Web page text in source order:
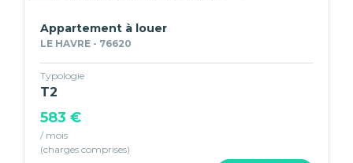
Appartement à louer
LE HAVRE - 76620
Typologie
T2
583 €
/ mois